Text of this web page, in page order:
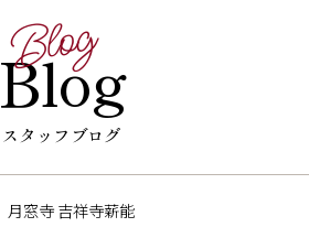
Blog
Blog
スタッフブログ
月窓寺 吉祥寺薪能